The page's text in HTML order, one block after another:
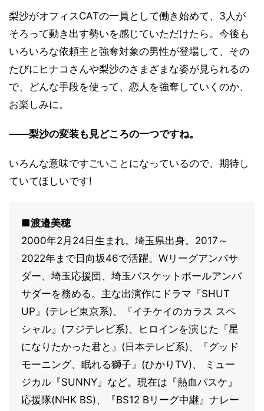
梨沙がオフィスCATの一員として働き始めて、3人が
そろって動き出す勢いを感じていただけたら。今後も
いろいろな依頼主と強奪対象の男性が登場して、その
たびにヒナコさんや梨沙のさまざまな姿が見られるの
で、どんな手段を使って、恋人を強奪していくのか、
お楽しみに。
――梨沙の変装も見どころの一つですね。
いろんな意味ですごいことになっているので、期待し
ていてほしいです!
■渡邉美穂
2000年2月24日生まれ。埼玉県出身。2017～
2022年まで日向坂46で活躍。Wリーグアンバサ
ダー、埼玉応援団、埼玉バスケットボールアンバ
サダーを務める。主な出演作にドラマ『SHUT
UP』(テレビ東京系)、『イチケイのカラス スペ
シャル』(フジテレビ系)、ヒロインを演じた『星
になりたかった君と』(日本テレビ系)、『グッド
モーニング、眠れる獅子』(ひかりTV)、 ミュー
ジカル『SUNNY』など。現在は『熱血バスケ』
応援隊(NHK BS)、『BS12 Bリーグ中継』ナレー